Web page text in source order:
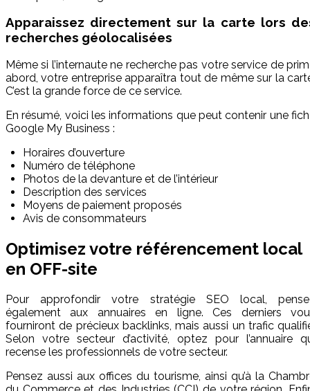
Apparaissez directement sur la carte lors
recherches géolocalisées
Même si l’internaute ne recherche pas votre service de
abord, votre entreprise apparaîtra tout de même sur la
C’est la grande force de ce service.
En résumé, voici les informations que peut contenir une
Google My Business :
Horaires d’ouverture
Numéro de téléphone
Photos de la devanture et de l’intérieur
Description des services
Moyens de paiement proposés
Avis de consommateurs
Optimisez votre référencement local
en OFF-site
Pour approfondir votre stratégie SEO local,
également aux annuaires en ligne. Ces derniers
fourniront de précieux backlinks, mais aussi un trafic
Selon votre secteur d’activité, optez pour l’annuaire
recense les professionnels de votre secteur.
Pensez aussi aux offices du tourisme, ainsi qu’à la